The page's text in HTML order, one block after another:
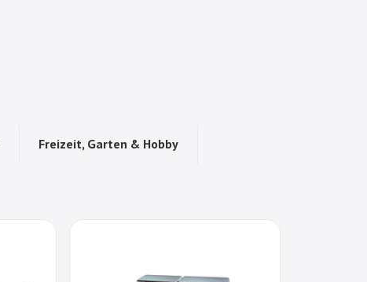
Freizeit, Garten & Hobby